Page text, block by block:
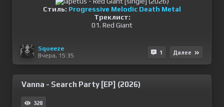
Стиль: Progressive Melodic Death Metal
Треклист:
01. Red Giant
Squeeze
Вчера, 15:35
1 Далее
Vanna - Search Party [EP] (2026)
328